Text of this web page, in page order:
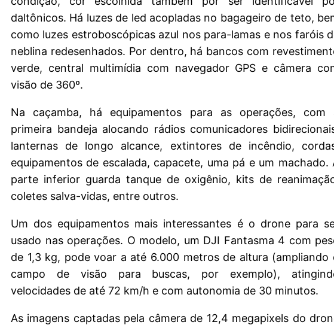
daltônicos. Há luzes de led acopladas no bagageiro de teto,
como luzes estroboscópicas azul nos para-lamas e nos faróis
neblina redesenhados. Por dentro, há bancos com
verde, central multimídia com navegador GPS e câmera
visão de 360º.
Na caçamba, há equipamentos para as operações, com
primeira bandeja alocando rádios comunicadores
lanternas de longo alcance, extintores de incêndio,
equipamentos de escalada, capacete, uma pá e um machado.
parte inferior guarda tanque de oxigênio, kits de
coletes salva-vidas, entre outros.
Um dos equipamentos mais interessantes é o drone para
usado nas operações. O modelo, um DJI Fantasma 4 com
de 1,3 kg, pode voar a até 6.000 metros de altura (ampliando
campo de visão para buscas, por exemplo),
velocidades de até 72 km/h e com autonomia de 30 minutos.
As imagens captadas pela câmera de 12,4 megapixels do